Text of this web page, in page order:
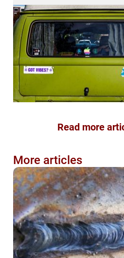
Read more
More articles